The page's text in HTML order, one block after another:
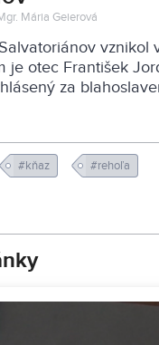
Mária Geierová
vznikol
je otec František
za
#kňaz #rehoľa